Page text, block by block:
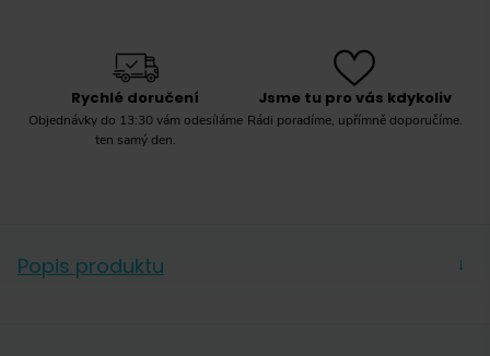
Rychlé doručení
Objednávky do 13:30 vám odesíláme
ten samý den.
Jsme tu pro vás kdykoliv
Rádi poradíme, upřímně doporučíme.
Popis produktu →